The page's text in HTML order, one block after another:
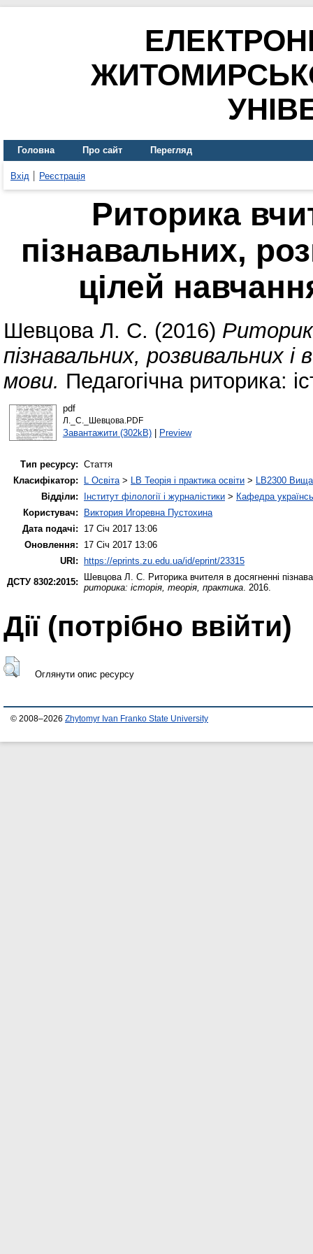
Головна Про сайт Перегляд
Вхід Реєстрація
Риторика
пізнавальних,
цілей
Шевцова Л. С. (2016)
пізнавальних, розвивальних і
мови. Педагогічна риторика:
pdf
Л._С._Шевцова.PDF
Завантажити (302kB)| Preview
Тип ресурсу: Стаття
Класифікатор:
L Освіта> LB Теорія і практика освіти > LB2300 Вища
Відділи:
Інститут філології і журналістики > Кафедра
Користувач:
Виктория Игоревна Пустохина
Дата подачі:
17 Січ 2017 13:06
Оновлення:
17 Січ 2017 13:06
URI:
https://eprints.zu.edu.ua/id/eprint/23315
ДСТУ 8302:2015:
Шевцова Л. С. Риторика вчителя в досягненні
риторика: історія, теорія, практика. 2016.
Дії ​​(потрібно ввійти)
Оглянути опис ресурсу
© 2008–2026 Zhytomyr Ivan Franko State University